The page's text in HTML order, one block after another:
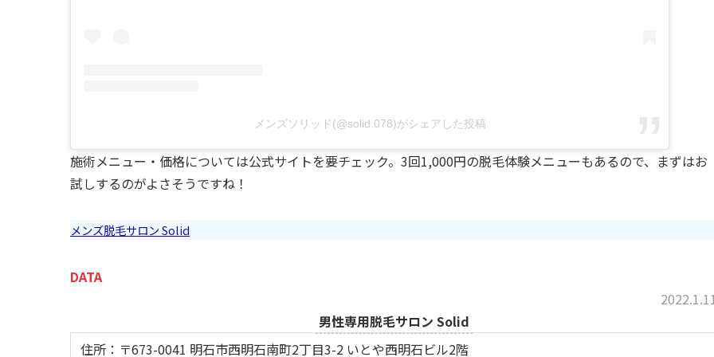
メンズソリッド(@solid.078)がシェアした投稿
施術メニュー・価格については公式サイトを要チェック。3回1,000円の脱毛体験メニューもあるので、まずはお
試しするのがよさそうですね！
メンズ脱毛サロン Solid
DATA
男性専用脱毛サロン Solid
住所：〒673-0041 明石市西明石南町2丁目3-2 いとや西明石ビル2階